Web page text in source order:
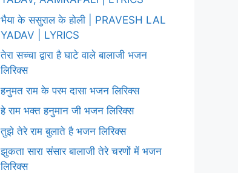
भैया के ससुराल के होली | PRAVESH LAL
YADAV | LYRICS
तेरा सच्चा द्वारा है घाटे वाले बालाजी भजन
लिरिक्स
हनुमत राम के परम दासा भजन लिरिक्स
हे राम भक्त हनुमान जी भजन लिरिक्स
तुझे तेरे राम बुलाते है भजन लिरिक्स
झुकता सारा संसार बालाजी तेरे चरणों में भजन
लिरिक्स